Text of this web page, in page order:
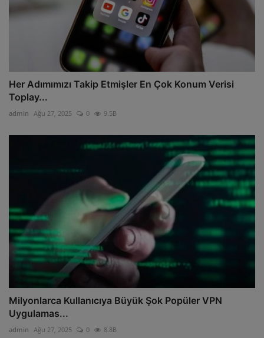
Her Adımımızı Takip Etmişler En Çok Konum Verisi
Toplay...
admin Ağu 27, 2025 0 9.5B
Milyonlarca Kullanıcıya Büyük Şok Popüler VPN
Uygulamas...
admin Ağu 27, 2025 0 8.8B